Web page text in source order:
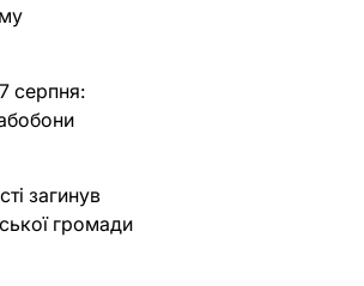
серпня:
загинув
громади